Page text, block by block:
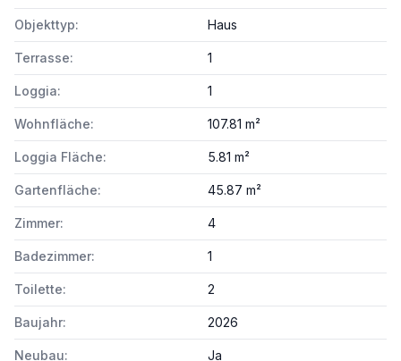
Objekttyp: Haus
Terrasse: 1
Loggia: 1
Wohnfläche: 107.81 m²
Loggia Fläche: 5.81 m²
Gartenfläche: 45.87 m²
Zimmer: 4
Badezimmer: 1
Toilette: 2
Baujahr: 2026
Neubau: Ja